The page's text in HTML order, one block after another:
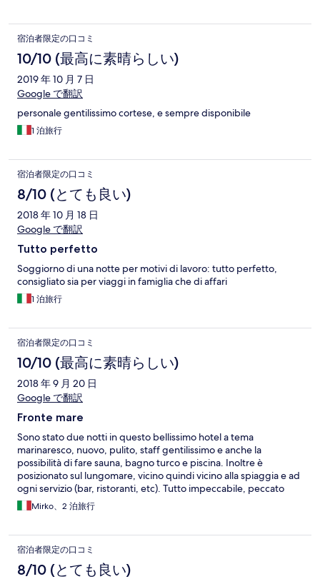
宿泊者限定の口コミ
10/10 (最高に素晴らしい)
2019 年 10 月 7 日
Google で翻訳
personale gentilissimo cortese, e sempre disponibile
1 泊旅行
宿泊者限定の口コミ
8/10 (とても良い)
2018 年 10 月 18 日
Google で翻訳
Tutto perfetto
Soggiorno di una notte per motivi di lavoro: tutto perfetto,
consigliato sia per viaggi in famiglia che di affari
1 泊旅行
宿泊者限定の口コミ
10/10 (最高に素晴らしい)
2018 年 9 月 20 日
Google で翻訳
Fronte mare
Sono stato due notti in questo bellissimo hotel a tema
marinaresco, nuovo, pulito, staff gentilissimo e anche la
possibilità di fare sauna, bagno turco e piscina. Inoltre è
posizionato sul lungomare, vicino quindi vicino alla spiaggia e ad
ogni servizio (bar, ristoranti, etc). Tutto impeccabile, peccato
esserci stato solo 2 giorni.
Mirko、2 泊旅行
宿泊者限定の口コミ
8/10 (とても良い)